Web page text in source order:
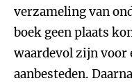
verzameling van
boek geen plaats
waardevol zijn voor
aanbesteden.